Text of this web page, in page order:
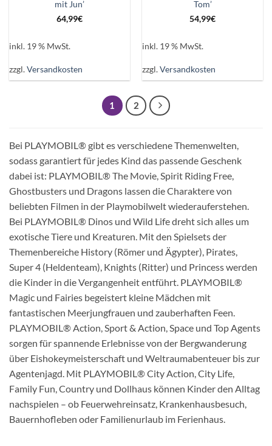
mit Jun’
64,99€
inkl. 19 % MwSt.
zzgl.Versandkosten
Tom’
54,99€
inkl. 19 % MwSt.
zzgl.Versandkosten
1 2
Bei PLAYMOBIL® gibt es verschiedene Themenwelten,
sodass garantiert für jedes Kind das passende Geschenk
dabei ist: PLAYMOBIL® The Movie, Spirit Riding Free,
Ghostbusters und Dragons lassen die Charaktere von
beliebten Filmen in der Playmobilwelt wiederauferstehen.
Bei PLAYMOBIL® Dinos und Wild Life dreht sich alles um
exotische Tiere und Kreaturen. Mit den Spielsets der
Themenbereiche History (Römer und Ägypter), Pirates,
Super 4 (Heldenteam), Knights (Ritter) und Princess werden
die Kinder in die Vergangenheit entführt. PLAYMOBIL®
Magic und Fairies begeistert kleine Mädchen mit
fantastischen Meerjungfrauen und zauberhaften Feen.
PLAYMOBIL® Action, Sport & Action, Space und Top Agents
sorgen für spannende Erlebnisse von der Bergwanderung
über Eishokeymeisterschaft und Weltraumabenteuer bis zur
Agentenjagd. Mit PLAYMOBIL® City Action, City Life,
Family Fun, Country und Dollhaus können Kinder den Alltag
nachspielen – ob Feuerwehreinsatz, Krankenhausbesuch,
Bauernhofleben oder Familienurlaub im Ferienhaus.